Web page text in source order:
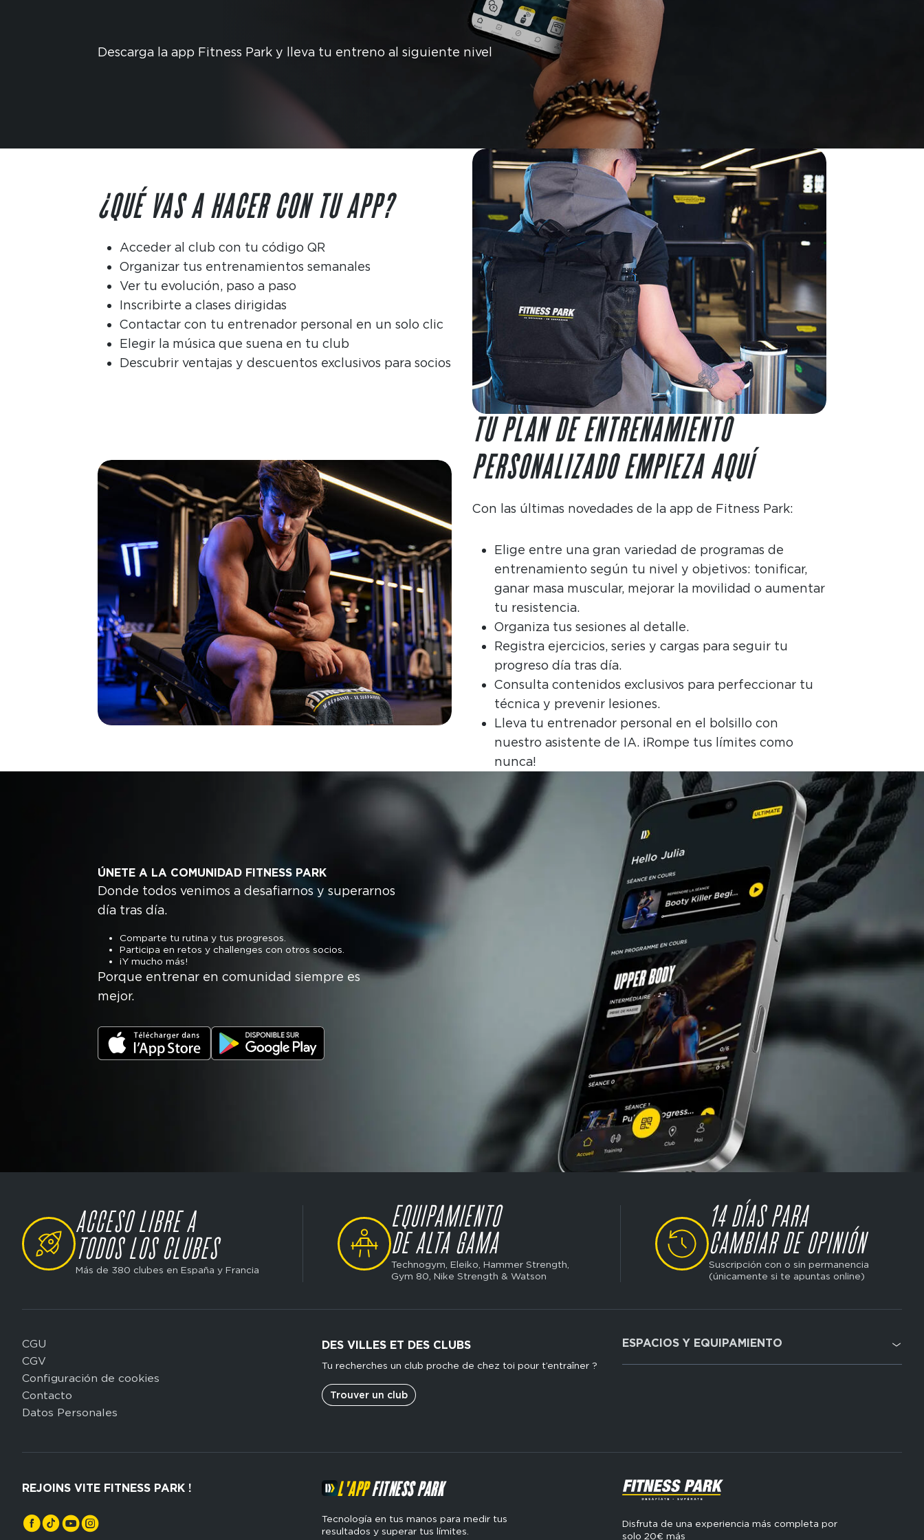
Descarga la app Fitness Park y lleva tu entreno al siguiente nivel
¿QUÉ VAS A HACER CON TU APP?
Acceder al club con tu código QR
Organizar tus entrenamientos semanales
Ver tu evolución, paso a paso
Inscribirte a clases dirigidas
Contactar con tu entrenador personal en un solo clic
Elegir la música que suena en tu club
Descubrir ventajas y descuentos exclusivos para socios
Image
TU PLAN DE ENTRENAMIENTO
PERSONALIZADO EMPIEZA AQUÍ
Con las últimas novedades de la app de Fitness Park:
Elige entre una gran variedad de programas de
entrenamiento según tu nivel y objetivos: tonificar,
ganar masa muscular, mejorar la movilidad o aumentar
tu resistencia.
Organiza tus sesiones al detalle.
Registra ejercicios, series y cargas para seguir tu
progreso día tras día.
Consulta contenidos exclusivos para perfeccionar tu
técnica y prevenir lesiones.
Lleva tu entrenador personal en el bolsillo con
nuestro asistente de IA. ¡Rompe tus límites como
nunca!
Image
ÚNETE A LA COMUNIDAD FITNESS PARK
Donde todos venimos a desafiarnos y superarnos
día tras día.
Comparte tu rutina y tus progresos.
Participa en retos y challenges con otros socios.
¡Y mucho más!
Porque entrenar en comunidad siempre es
mejor.
SVG
ACCESO LIBRE A
TODOS LOS CLUBES
Más de 380 clubes en España y Francia
SVG
EQUIPAMIENTO
DE ALTA GAMA
Technogym, Eleiko, Hammer Strength,
Gym 80, Nike Strength & Watson
SVG
14 DÍAS PARA
CAMBIAR DE OPINIÓN
Suscripción con o sin permanencia
(únicamente si te apuntas online)
Domain
menu
for
FP
Espagne
CGU
CGV
Configuración de cookies
Contacto
Datos Personales
DES VILLES ET DES CLUBS
Tu recherches un club proche de chez toi pour t’entraîner ?
Trouver un club
Domain
menu
ESPACIOS Y EQUIPAMIENTO
REJOINS VITE FITNESS PARK ! L'APPFITNESS PARK
Tecnología en tus manos para medir tus
resultados y superar tus límites.
SVG
Disfruta de una experiencia más completa por
solo 20€ más